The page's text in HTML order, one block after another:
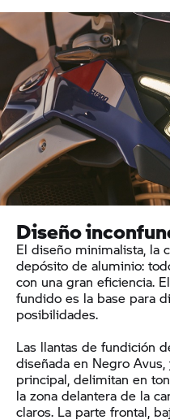
Diseño
El diseño minimalista, la
depósito de aluminio:
con una gran eficiencia.
fundido es la base para
posibilidades.
Las llantas de fundición
diseñada en Negro
principal, delimitan en
la zona delantera de la
claros. La parte frontal,